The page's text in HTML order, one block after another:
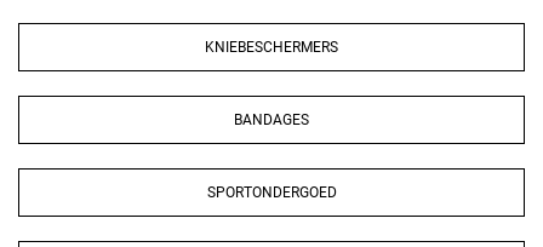
KNIEBESCHERMERS
BANDAGES
SPORTONDERGOED